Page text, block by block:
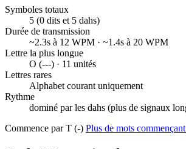
Symboles totaux
5 (0 dits et 5 dahs)
Durée de transmission
~2.3s à 12 WPM · ~1.4s à 20 WPM
Lettre la plus longue
O (---) · 11 unités
Lettres rares
Alphabet courant uniquement
Rythme
dominé par les dahs (plus de signaux
Commence par T (-) Plus de mots